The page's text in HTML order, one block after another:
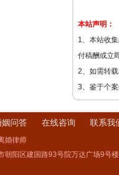
本站声明：
1、本站收
付稿酬或立
2、如需转
3、鉴于个
姻问答 在线咨询 联系我
婚律师
朝阳区建国路93号院万达广场9号